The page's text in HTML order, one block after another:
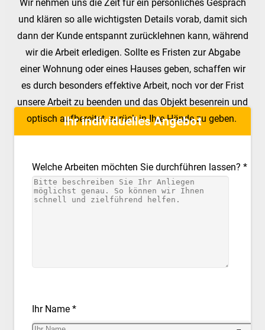
Wir nehmen uns die Zeit für ein persönliches Gespräch
und klären so alle wichtigsten Details vorab, damit sich
dann der Kunde entspannt zurücklehnen kann, während
wir die Arbeit erledigen. Sollte es Fristen zur Abgabe
einer Wohnung oder eines Hauses geben, schaffen wir
es durch besonders effektive Arbeit, noch vor der Frist
unsere Arbeit zu beenden und das Objekt besenrein und
optisch aufbereitet, zurück in Ihre Hände zu geben.
Ihr individuelles Angebot
Welche Arbeiten möchten Sie durchführen lassen? *
Ihr Name *